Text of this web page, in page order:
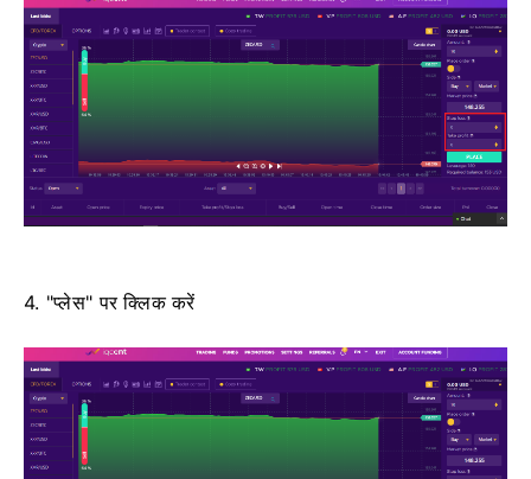
4. "प्लेस" पर क्लिक करें